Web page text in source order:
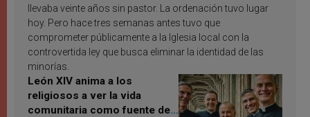
llevaba veinte años sin pastor. La ordenación tuvo lugar
hoy. Pero hace tres semanas antes tuvo que
comprometer públicamente a la Iglesia local con la
controvertida ley que busca eliminar la identidad de las
minorías.
León XIV anima a los
religiosos a ver la vida
comunitaria como fuente de